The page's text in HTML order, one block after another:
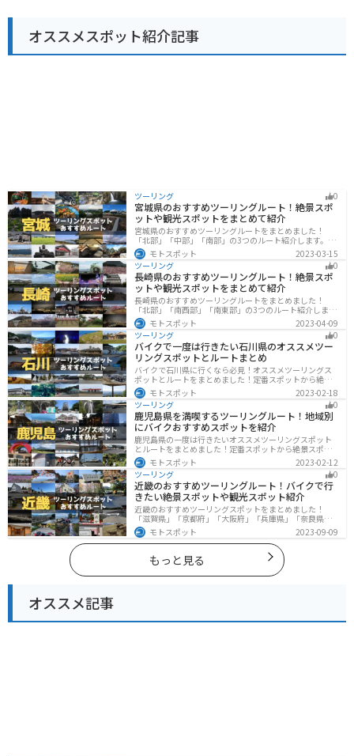
の休憩場所としてもおすすめです。道の駅のすぐ近くに
は、滝山城跡や、高尾山など、観光スポットも点在して
いるので、観光拠点としても活用できます。 八王子滝山
オススメスポット紹介記事
ツーリング 0
宮城県のおすすめツーリングルート！絶景スポ
ットや観光スポットをまとめて紹介
宮城県のおすすめツーリングルートをまとめました！
「北部」「中部」「南部」の3つのルート紹介します。キ
ツネ村や広大な山や滝、湖などを歴史や自然を満喫する
ツーリングができます。バイクで宮城県にツーリングに
行く際は参考にしてください。
モトスポット
2023-03-15
ツーリング
0
長崎県のおすすめツーリングルート！絶景スポ
ットや観光スポットをまとめて紹介
長崎県のおすすめツーリングルートをまとめました！
「北部」「南西部」「南東部」の3つのルート紹介しま
す。国際色豊かな街並みや世界遺産、絶景ポイントが数
多く存在し、様々な楽しみ方ができます。バイクで長崎
県にツーリングに行く際は参考にしてください。
モトスポット
2023-04-09
ツーリング
0
バイクで一度は行きたい石川県のオススメツー
リングスポットとルートまとめ
バイクで石川県に行くなら必見！オススメツーリングス
ポットとルートをまとめました！定番スポットから絶景
スポット、温泉、海、グルメなど様々なジャンルで楽し
めます。バイクで石川ツーリングに行こうと思っている
人は、参考にしてください。
モトスポット
2023-02-18
ツーリング
0
鹿児島県を満喫するツーリングルート！地域別
にバイクおすすめスポットを紹介
鹿児島県の一度は行きたいオススメツーリングスポット
とルートをまとめました！定番スポットから絶景スポッ
ト、温泉、山、海、グルメなど様々なジャンルで楽しめ
ます。バイクで鹿児島ツーリングに行こうと思っている
人は、参考にしてください。
モトスポット
2023-02-12
ツーリング
0
近畿のおすすめツーリングルート！バイクで行
きたい絶景スポットや観光スポット紹介
近畿のおすすめツーリングスポットをまとめました！
「滋賀県」「京都府」「大阪府」「兵庫県」「奈良県」
「和歌山」の各県の観光地紹介します。自然豊かな山々
や湖、温泉地が点在し、四季折々の景色を楽しめるスポ
ットが多数あります。バイクで近畿にツーリングに行く
際は参考にしてください。
モトスポット 2023-09-09
もっと見る
オススメ記事